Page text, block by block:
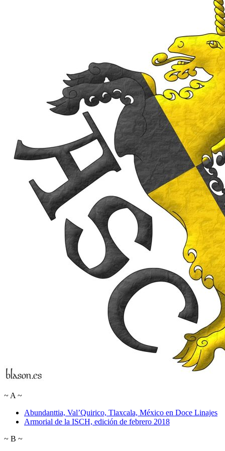
~A~
Abundanttia, Val’Quirico, Tlaxcala, México en Doce Linajes
Armorial de la ISCH, edición de febrero 2018
~ B ~